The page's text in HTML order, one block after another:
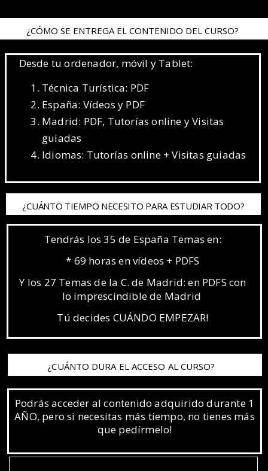
¿CÓMO SE ENTREGA EL CONTENIDO DEL CURSO?
Desde tu ordenador, móvil y Tablet:
Técnica Turística: PDF
España: Vídeos y PDF
Madrid: PDF, Tutorías online y Visitas
guiadas
Idiomas: Tutorías online + Visitas guiadas
¿CUÁNTO TIEMPO NECESITO PARA ESTUDIAR TODO?
Tendrás los 35 de España Temas en:
* 69 horas en vídeos + PDFS
Y los 27 Temas de la C. de Madrid: en PDFS con
lo imprescindible de Madrid
Tú decides CUÁNDO EMPEZAR!
¿CUÁNTO DURA EL ACCESO AL CURSO?
Podrás acceder al contenido adquirido durante 1
AÑO, pero si necesitas más tiempo, no tienes más
que pedírmelo!